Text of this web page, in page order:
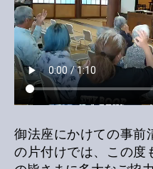
御法座にかけての事前
の片付けでは、この度